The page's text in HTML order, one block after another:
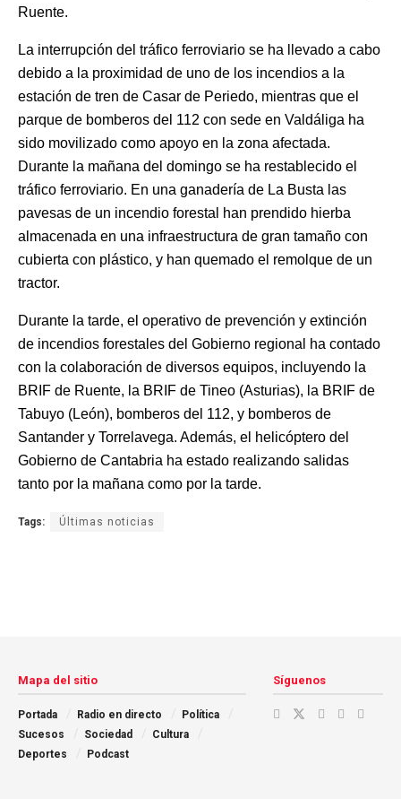
Ruente.
La interrupción del tráfico ferroviario se ha llevado a cabo
debido a la proximidad de uno de los incendios a la
estación de tren de Casar de Periedo, mientras que el
parque de bomberos del 112 con sede en Valdáliga ha
sido movilizado como apoyo en la zona afectada.
Durante la mañana del domingo se ha restablecido el
tráfico ferroviario. En una ganadería de La Busta las
pavesas de un incendio forestal han prendido hierba
almacenada en una infraestructura de gran tamaño con
cubierta con plástico, y han quemado el remolque de un
tractor.
Durante la tarde, el operativo de prevención y extinción
de incendios forestales del Gobierno regional ha contado
con la colaboración de diversos equipos, incluyendo la
BRIF de Ruente, la BRIF de Tineo (Asturias), la BRIF de
Tabuyo (León), bomberos del 112, y bomberos de
Santander y Torrelavega. Además, el helicóptero del
Gobierno de Cantabria ha estado realizando salidas
tanto por la mañana como por la tarde.
Tags: Últimas noticias
Mapa del sitio
Portada Radio en directo
Política
Sucesos
Sociedad
Cultura
Deportes
Podcast
Síguenos